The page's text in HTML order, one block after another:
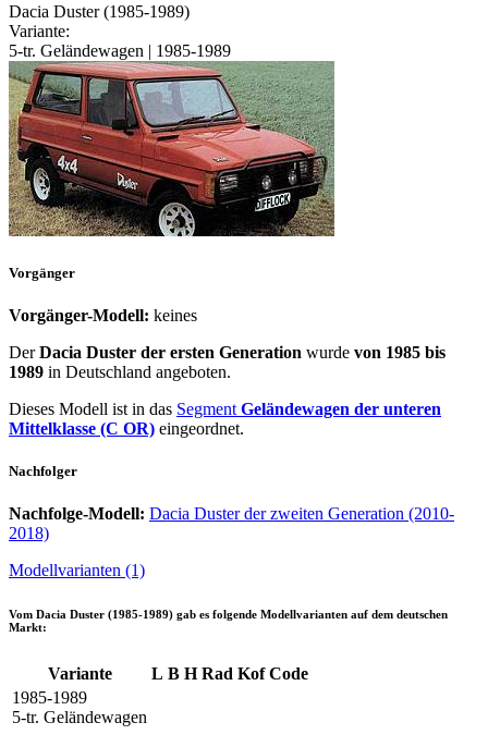
Dacia Duster (1985-1989)
Variante:
5-tr. Geländewagen | 1985-1989
Vorgänger
Vorgänger-Modell: keines
DerDacia Duster der ersten Generation wurde von 1985 bis
1989 in Deutschland angeboten.
Dieses Modell ist in das Segment Geländewagen der unteren
Mittelklasse (C OR) eingeordnet.
Nachfolger
Nachfolge-Modell: Dacia Duster der zweiten Generation (2010-
2018)
Modellvarianten (1)
Vom Dacia Duster (1985-1989) gab es folgende Modellvarianten auf dem deutschen
Markt:
Variante L B H Rad Kof Code
1985-1989
5-tr. Geländewagen